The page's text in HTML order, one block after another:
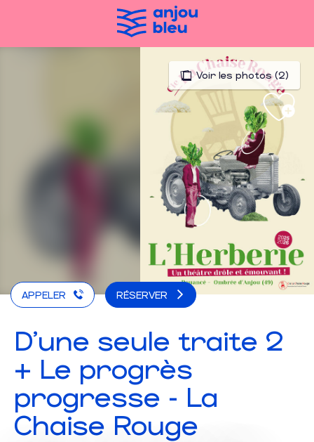
Voir les photos (2)
APPELER RÉSERVER
D'une seule traite 2
+ Le progrès
progresse - La
Chaise Rouge